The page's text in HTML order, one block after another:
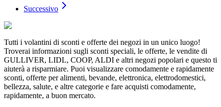
Successivo
Tutti i volantini di sconti e offerte dei negozi in un unico luogo!
Troverai informazioni sugli sconti speciali, le offerte, le vendite di
GULLIVER, LIDL, COOP, ALDI e altri negozi popolari e questo ti
aiuterà a risparmiare. Puoi visualizzare comodamente e rapidamente
sconti, offerte per alimenti, bevande, elettronica, elettrodomestici,
bellezza, salute, e altre categorie e fare acquisti comodamente,
rapidamente, a buon mercato.